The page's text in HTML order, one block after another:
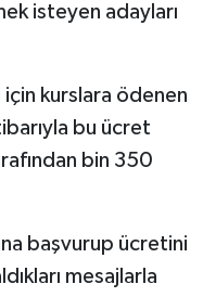
isteyen adayları
için kurslara ödenen
bu ücret
bin 350
başvurup ücretini
mesajlarla